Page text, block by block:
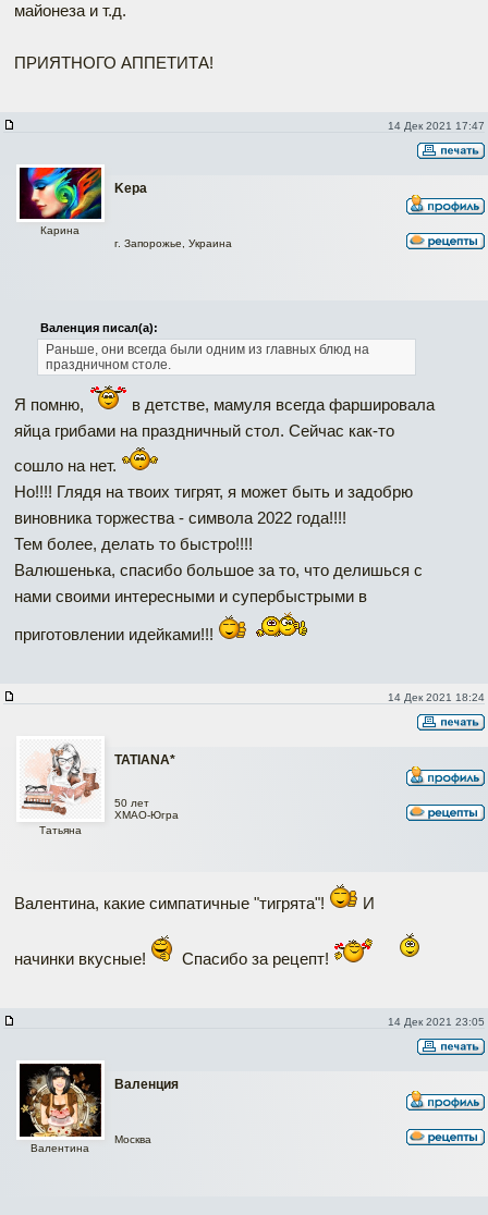
майонеза и т.д.
ПРИЯТНОГО АППЕТИТА!
14 Дек 2021 17:47
Kepa
Карина
г. Запорожье, Украина
Валенция писал(а):
Раньше, они всегда были одним из главных блюд на
праздничном столе.
Я помню,
в детстве, мамуля всегда фаршировала
яйца грибами на праздничный стол. Сейчас как-то
сошло на нет.
Но!!!! Глядя на твоих тигрят, я может быть и задобрю
виновника торжества - символа 2022 года!!!!
Тем более, делать то быстро!!!!
Валюшенька, спасибо большое за то, что делишься с
нами своими интересными и супербыстрыми в
приготовлении идейками!!!
14 Дек 2021 18:24
TATIANA*
Татьяна
50 лет
ХМАО-Югра
Валентина, какие симпатичные "тигрята"! И
начинки вкусные! Спасибо за рецепт!
14 Дек 2021 23:05
Валенция
Валентина
Москва